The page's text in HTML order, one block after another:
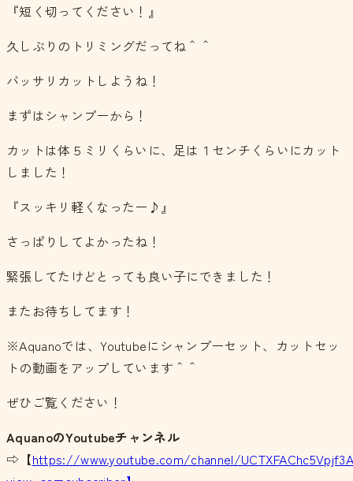
『短く切ってください！』
久しぶりのトリミングだってね＾＾
バッサリカットしようね！
まずはシャンプーから！
カットは体５ミリくらいに、足は１センチくらいにカット
しました！
『スッキリ軽くなったー♪』
さっぱりしてよかったね！
緊張してたけどとっても良い子にできました！
またお待ちしてます！
※Aquanoでは、Youtubeにシャンプーセット、カットセッ
トの動画をアップしています＾＾
ぜひご覧ください！
AquanoのYoutubeチャンネル
⇨【https://www.youtube.com/channel/